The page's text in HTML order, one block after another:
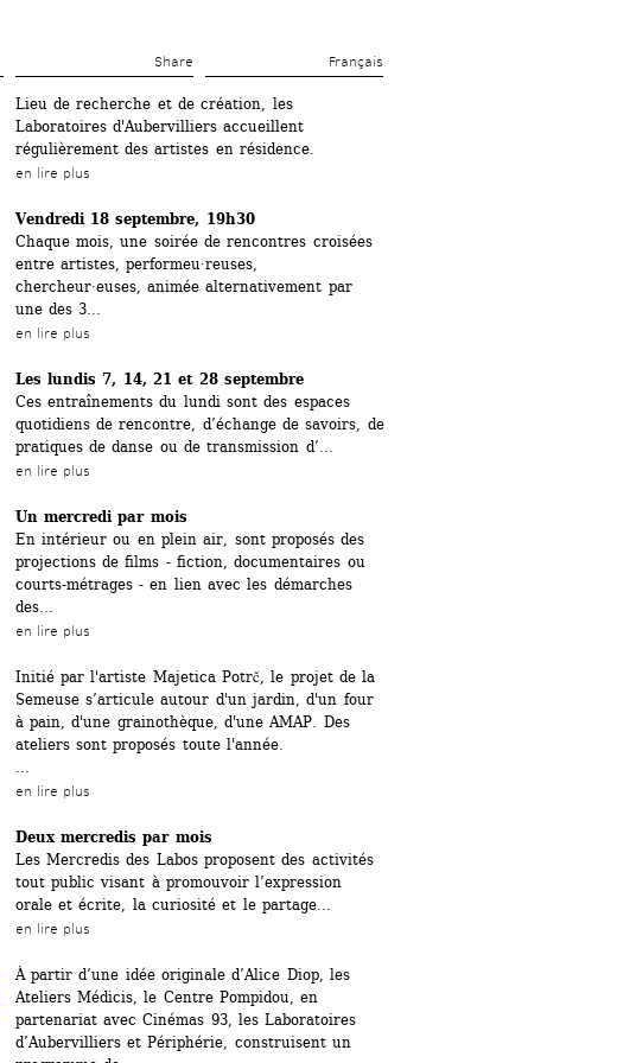
Share Français
Lieu de recherche et de création, les
Laboratoires d'Aubervilliers accueillent
régulièrement des artistes en résidence.
en lire plus
Vendredi 18 septembre, 19h30
Chaque mois, une soirée de rencontres croisées
entre artistes, performeu·reuses,
chercheur·euses, animée alternativement par
une des 3...
en lire plus
Les lundis 7, 14, 21 et 28 septembre
Ces entraînements du lundi sont des espaces
quotidiens de rencontre, ​d’échange de savoirs, de
pratiques de danse ou de transmission d’...
en lire plus
Un mercredi par mois
En intérieur ou en plein air, sont proposés des
projections de films - fiction, documentaires ou
courts-métrages - en lien avec les démarches
des...
en lire plus
Initié par l'artiste Majetica Potrč, le projet de la
Semeuse s’articule autour d'un jardin, d'un four
à pain, d'une grainothèque, d'une AMAP. Des
ateliers sont proposés toute l'année.
...
en lire plus
Deux mercredis par mois
Les Mercredis des Labos proposent des activités
tout public visant à promouvoir l’expression
orale et écrite, la curiosité et le partage...
en lire plus
À partir d’une idée originale d’Alice Diop, les
Ateliers Médicis, le Centre Pompidou, en
partenariat avec Cinémas 93, les Laboratoires
d’Aubervilliers et Périphérie, construisent un